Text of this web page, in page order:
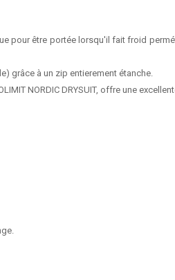
pour être portée lorsqu'il fait froid
grâce à un zip entierement étanche.
NORDIC DRYSUIT, offre une